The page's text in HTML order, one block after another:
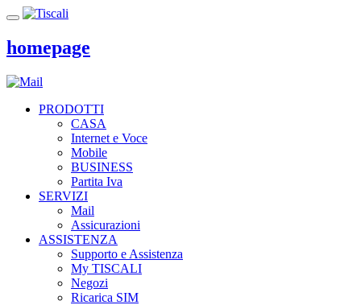
homepage
PRODOTTI
CASA
Internet e Voce
Mobile
BUSINESS
Partita Iva
SERVIZI
Mail
Assicurazioni
ASSISTENZA
Supporto e Assistenza
My TISCALI
Negozi
Ricarica SIM